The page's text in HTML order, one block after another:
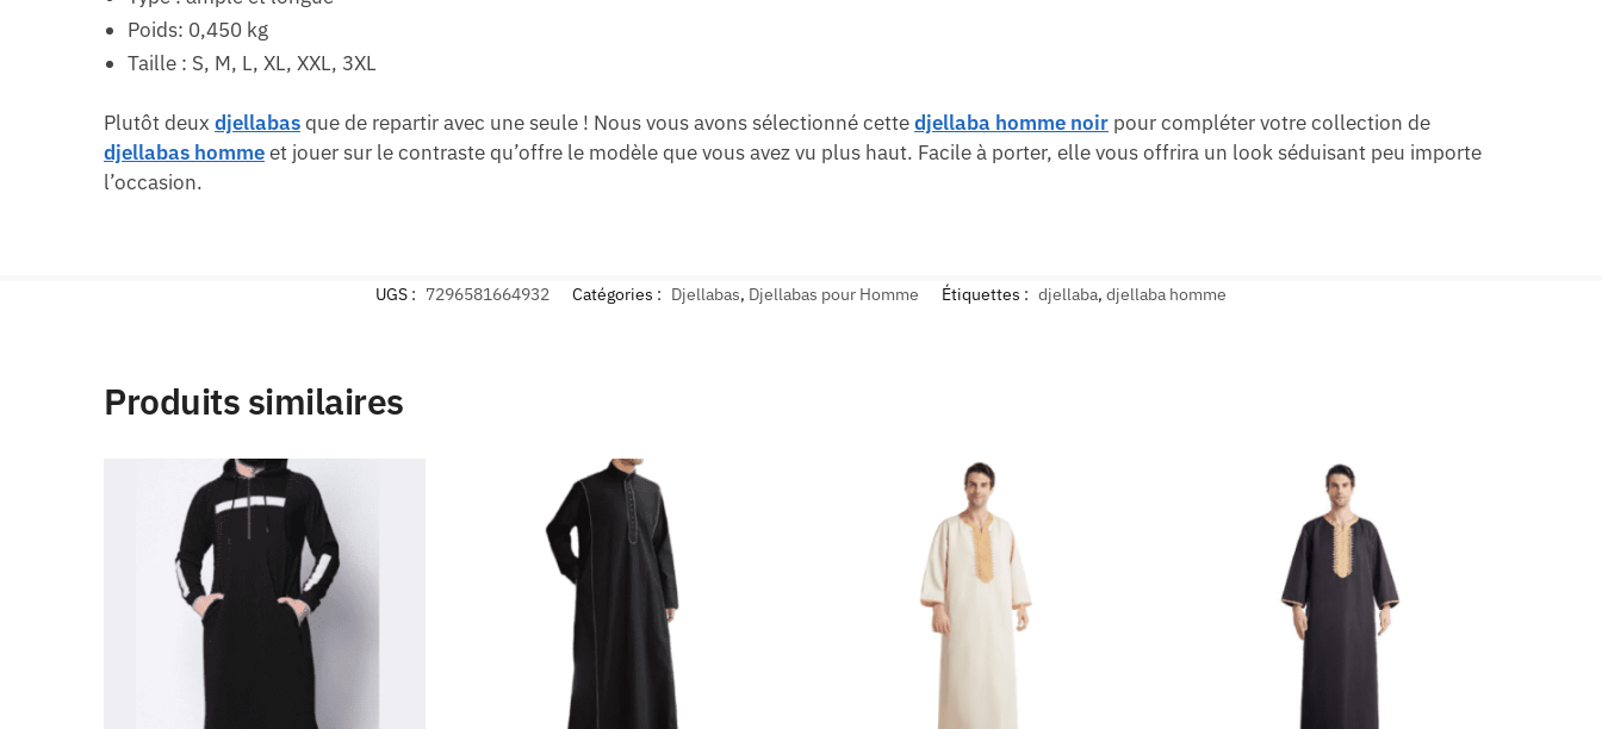
Poids: 0,450 kg
Taille : S, M, L, XL, XXL, 3XL
Plutôt deuxdjellabasque de repartir avec une seule ! Nous vous avons sélectionné cettedjellaba homme noir pour compléter votre collection de
djellabas hommeet jouer sur le contraste qu’offre le modèle que vous avez vu plus haut. Facile à porter, elle vous offrira un look séduisant peu importe
l’occasion.
UGS : 7296581664932 Catégories : Djellabas, Djellabas pour Homme Étiquettes : djellaba, djellaba homme
Produits similaires